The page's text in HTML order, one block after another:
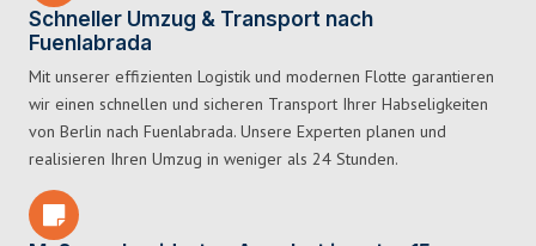
Schneller Umzug & Transport nach
Fuenlabrada
Mit unserer effizienten Logistik und modernen Flotte garantieren
wir einen schnellen und sicheren Transport Ihrer Habseligkeiten
von Berlin nach Fuenlabrada. Unsere Experten planen und
realisieren Ihren Umzug in weniger als 24 Stunden.